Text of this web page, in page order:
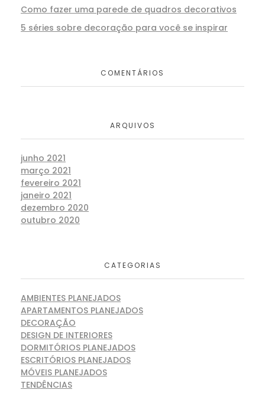
Como fazer uma parede de quadros decorativos
5 séries sobre decoração para você se inspirar
COMENTÁRIOS
ARQUIVOS
junho 2021
março 2021
fevereiro 2021
janeiro 2021
dezembro 2020
outubro 2020
CATEGORIAS
AMBIENTES PLANEJADOS
APARTAMENTOS PLANEJADOS
DECORAÇÃO
DESIGN DE INTERIORES
DORMITÓRIOS PLANEJADOS
ESCRITÓRIOS PLANEJADOS
MÓVEIS PLANEJADOS
TENDÊNCIAS